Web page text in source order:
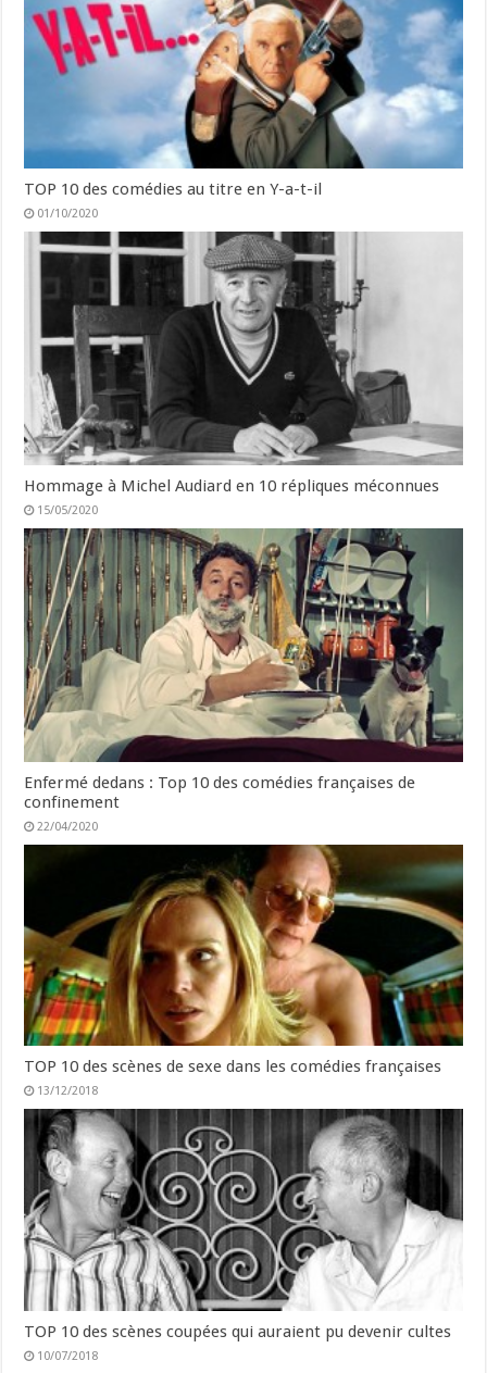
TOP 10 des comédies au titre en Y-a-t-il
01/10/2020
Hommage à Michel Audiard en 10 répliques méconnues
15/05/2020
Enfermé dedans : Top 10 des comédies françaises de
confinement
22/04/2020
TOP 10 des scènes de sexe dans les comédies françaises
13/12/2018
TOP 10 des scènes coupées qui auraient pu devenir cultes
10/07/2018